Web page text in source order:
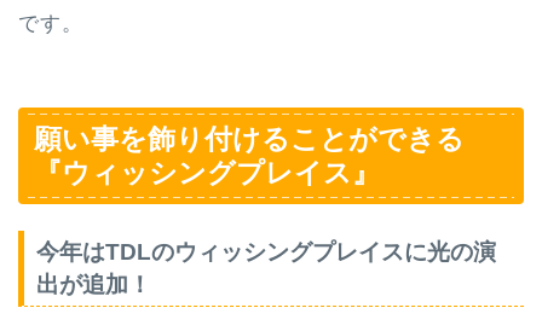
です。
願い事を飾り付けることができる
『ウィッシングプレイス』
今年はTDLのウィッシングプレイスに光の演
出が追加！